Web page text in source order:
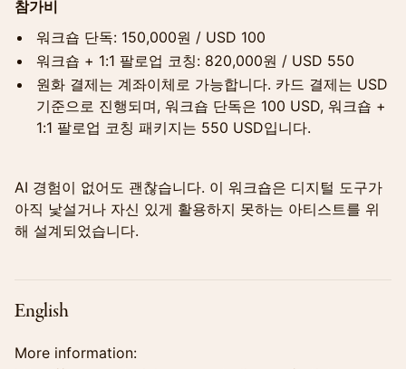
참가비
워크숍 단독: 150,000원 / USD 100
워크숍 + 1:1 팔로업 코칭: 820,000원 / USD 550
원화 결제는 계좌이체로 가능합니다. 카드 결제는 USD
기준으로 진행되며, 워크숍 단독은 100 USD, 워크숍 +
1:1 팔로업 코칭 패키지는 550 USD입니다.
AI 경험이 없어도 괜찮습니다. 이 워크숍은 디지털 도구가
아직 낯설거나 자신 있게 활용하지 못하는 아티스트를 위
해 설계되었습니다.
English
More information: